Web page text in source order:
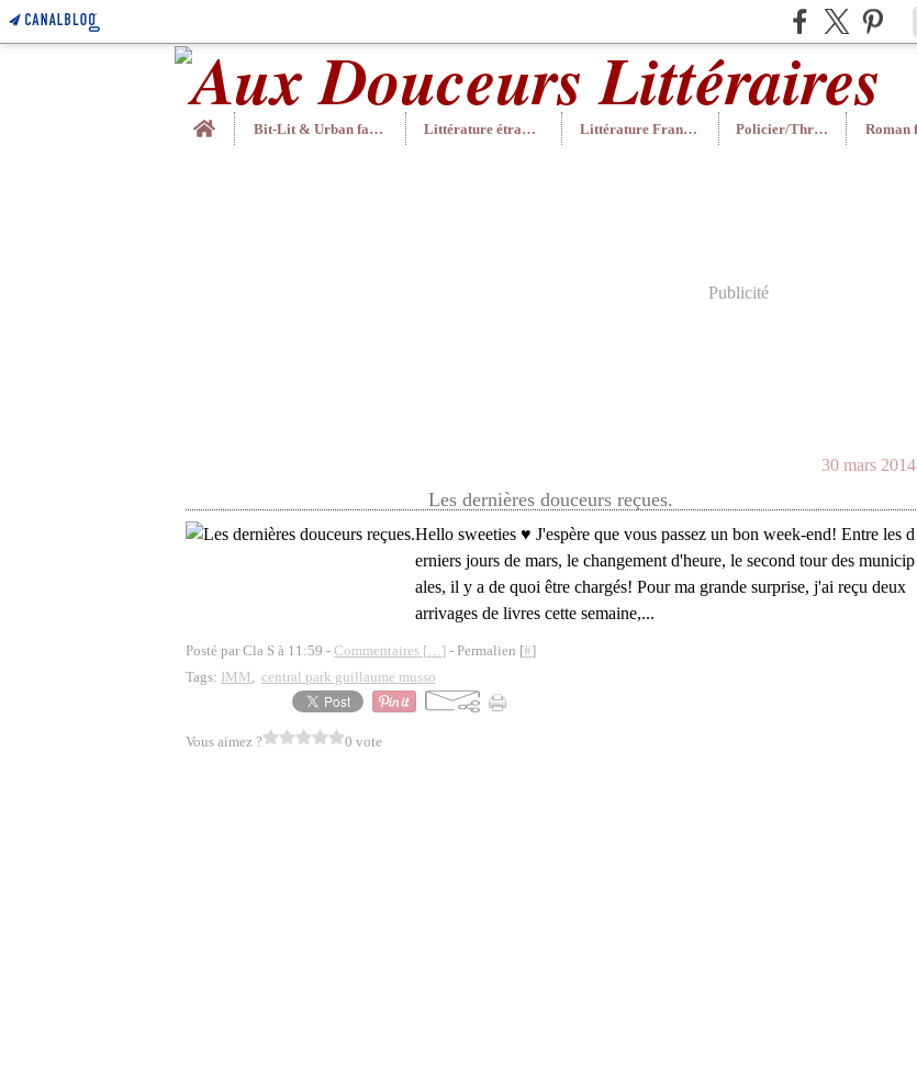
Home
Bit-Lit & Urban fantasy Littérature étrangère Littérature Française Policier/Thriller
Publicité
30 mars 2014
Les dernières douceurs reçues.
Hello sweeties ♥ J'espère que vous passez un bon week-end! Entre les d
erniers jours de mars, le changement d'heure, le second tour des municip
ales, il y a de quoi être chargés! Pour ma grande surprise, j'ai reçu deux
arrivages de livres cette semaine,...
Posté par Cla S à 11:59 - Commentaires […] - Permalien [#]
Tags: IMM, central park guillaume musso
Vous aimez ? 0 vote